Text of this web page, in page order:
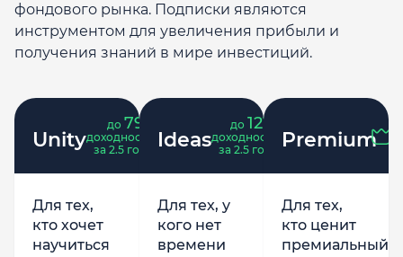
фондового рынка. Подписки являются
инструментом для увеличения прибыли и
получения знаний в мире инвестиций.
Unity
до 79
доходность
за 2.5 года
Для тех,
кто хочет
научиться
Ideas
до 121
доходность
за 2.5 года
Для тех, у
кого нет
времени
Premium
Для тех,
кто ценит
премиальный